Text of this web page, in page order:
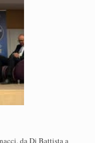
da Di Battista a